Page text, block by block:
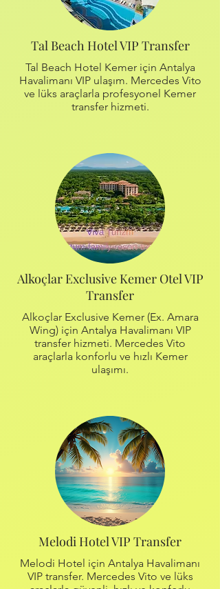
Tal Beach Hotel VIP Transfer
Tal Beach Hotel Kemer için Antalya
Havalimanı VIP ulaşım. Mercedes Vito
ve lüks araçlarla profesyonel Kemer
transfer hizmeti.
Alkoçlar Exclusive Kemer Otel VIP
Transfer
Alkoçlar Exclusive Kemer (Ex. Amara
Wing) için Antalya Havalimanı VIP
transfer hizmeti. Mercedes Vito
araçlarla konforlu ve hızlı Kemer
ulaşımı.
Melodi Hotel VIP Transfer
Melodi Hotel için Antalya Havalimanı
VIP transfer. Mercedes Vito ve lüks